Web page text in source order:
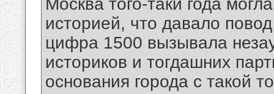
Москва того-таки года
историей, что давало
цифра 1500 вызывала
историков и тогдашних
основания города с такой